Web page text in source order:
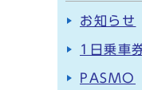
お知らせ
1日乗車
PASMO